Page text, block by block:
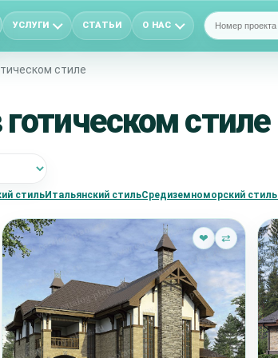
УСЛУГИ СТАТЬИ О НАС
стиле
стиле
стильИтальянский стильСредиземноморский стиль
❤ ⇄